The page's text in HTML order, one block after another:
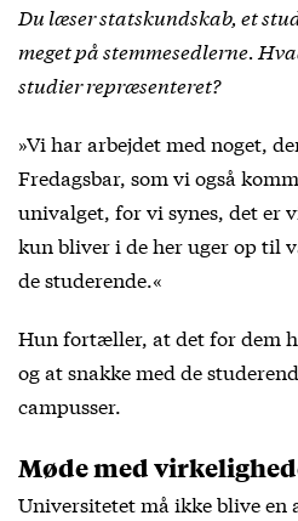
Du læser statskundskab, et
meget på stemmesedlerne.
studier repræsenteret?
»Vi har arbejdet med noget,
Fredagsbar, som vi også
univalget, for vi synes, det er
kun bliver i de her uger op til
de studerende.«
Hun fortæller, at det for dem
og at snakke med de
campusser.
Møde med
Universitetet må ikke blive en